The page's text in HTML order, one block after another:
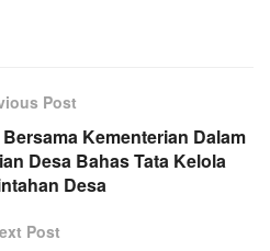
Post
Kementerian Dalam
Desa Bahas Tata Kelola
Desa
Post